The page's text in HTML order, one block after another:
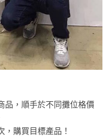
品，順手於不同攤位格價
，購買目標產品！